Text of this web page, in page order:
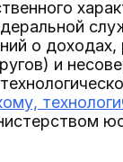
о доходах,
и